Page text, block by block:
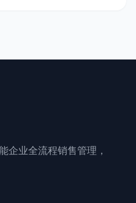
企业全流程销售管理，